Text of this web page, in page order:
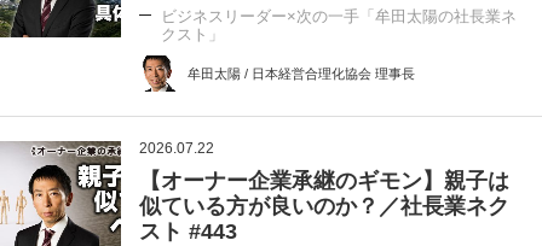
ビジネスリーダー×次の一手「牟田太陽の社長業ネ
クスト」
牟田太陽 / 日本経営合理化協会 理事長
2026.07.22
【オーナー企業承継のギモン】親子は
似ている方が良いのか？／社長業ネク
スト #443